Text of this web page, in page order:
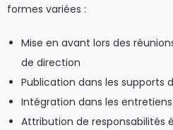
formes variées :
Mise en avant lors des
de direction
Publication dans les
Intégration dans les
Attribution de responsabilités